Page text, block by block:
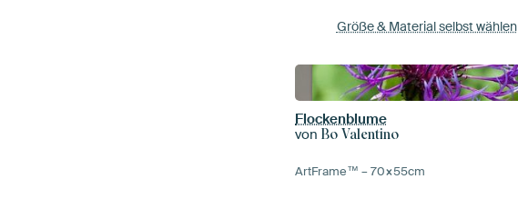
Größe & Material selbst wählen
Flockenblume
vonBo Valentino
ArtFrame™ –70×55cm